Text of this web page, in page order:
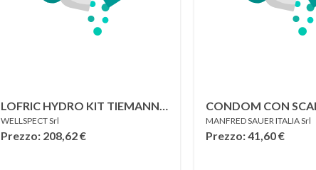
LOFRIC HYDRO KIT TIEMANN
40CM CH14 30 PEZZI
WELLSPECT Srl
Prezzo: 208,62€
CONDOM CON
SOTTILE 35MM 30
MANFRED SAUER ITALIA Srl
Prezzo: 41,60€